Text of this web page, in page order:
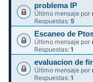
problema IP
Último mensaje por
Respuestas: 5
Escaneo de
Último mensaje por
Respuestas:1
evaluacion de
Último mensaje por
Respuestas:1